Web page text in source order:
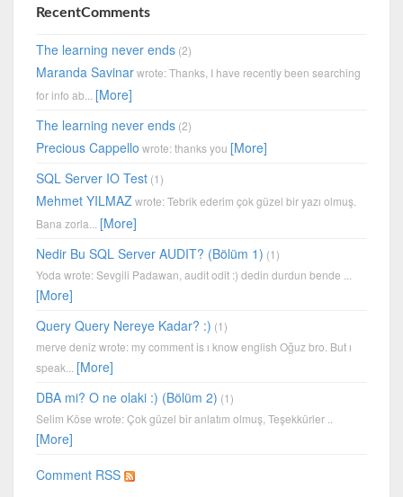
RecentComments
The learning never ends (2)
Maranda Savinarwrote: Thanks, I have recently been searching
for info ab... [More]
The learning never ends (2)
Precious Cappello wrote: thanks you [More]
SQL Server IO Test (1)
Mehmet YILMAZ wrote: Tebrik ederim çok güzel bir yazı olmuş.
Bana zorla... [More]
Nedir Bu SQL Server AUDIT? (Bölüm 1) (1)
Yoda wrote: Sevgili Padawan, audit odit :) dedin durdun bende ...
[More]
Query Query Nereye Kadar? :) (1)
merve deniz wrote: my comment is ı know english Oğuz bro. But ı
speak... [More]
DBA mi? O ne olaki :) (Bölüm 2) (1)
Selim Köse wrote: Çok güzel bir anlatım olmuş, Teşekkürler ..
[More]
Comment RSS